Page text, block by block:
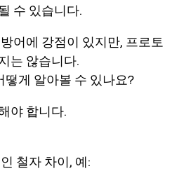
수 있습니다.
어에 강점이 있지만, 프로토
는 않습니다.
게 알아볼 수 있나요?
야 합니다.
철자 차이, 예: